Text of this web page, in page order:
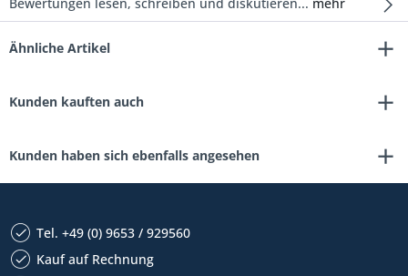
Ähnliche Artikel
Kunden kauften auch
Kunden haben sich ebenfalls angesehen
Tel. +49 (0) 9653 / 929560
Kauf auf Rechnung